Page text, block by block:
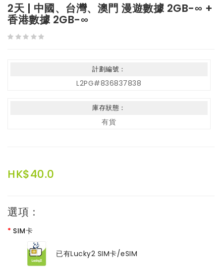
2天 | 中國、台灣、澳門 漫遊數據 2GB-∞ +
香港數據 2GB-∞
計劃編號：
L2PG#836837838
庫存狀態：
有貨
HK$40.0
選項：
SIM卡
已有Lucky2 SIM卡/eSIM